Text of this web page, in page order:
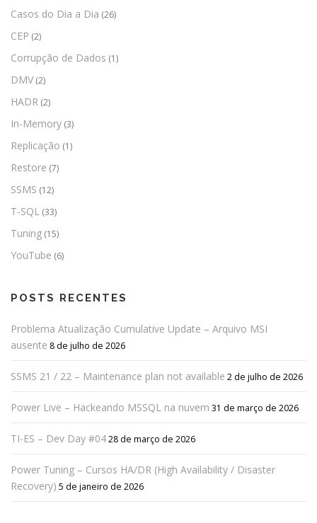
Casos do Dia a Dia (26)
CEP (2)
Corrupção de Dados (1)
DMV (2)
HADR (2)
In-Memory (3)
Replicação (1)
Restore (7)
SSMS (12)
T-SQL (33)
Tuning (15)
YouTube (6)
POSTS RECENTES
Problema Atualização Cumulative Update – Arquivo MSI
ausente 8 de julho de 2026
SSMS 21 / 22 – Maintenance plan not available 2 de julho de 2026
Power Live – Hackeando MSSQL na nuvem 31 de março de 2026
TI-ES – Dev Day #0428 de março de 2026
Power Tuning – Cursos HA/DR (High Availability / Disaster
Recovery) 5 de janeiro de 2026